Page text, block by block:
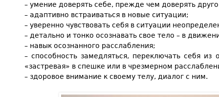
– умение доверять себе, прежде чем доверять
– адаптивно встраиваться в новые ситуации;
– уверенно чувствовать себя в ситуации
– детально и тонко осознавать свое тело – в
– навык осознанного расслабления;
– способность замедляться, переключать себя из
«застревая» в спешке или в чрезмерном
– здоровое внимание к своему телу, диалог с ним.